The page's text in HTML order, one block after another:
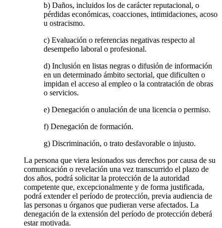
b) Daños, incluidos los de carácter reputacional, o
pérdidas económicas, coacciones, intimidaciones, acoso
u ostracismo.
c) Evaluación o referencias negativas respecto al
desempeño laboral o profesional.
d) Inclusión en listas negras o difusión de información
en un determinado ámbito sectorial, que dificulten o
impidan el acceso al empleo o la contratación de obras
o servicios.
e) Denegación o anulación de una licencia o permiso.
f) Denegación de formación.
g) Discriminación, o trato desfavorable o injusto.
La persona que viera lesionados sus derechos por causa de su
comunicación o revelación una vez transcurrido el plazo de
dos años, podrá solicitar la protección de la autoridad
competente que, excepcionalmente y de forma justificada,
podrá extender el período de protección, previa audiencia de
las personas u órganos que pudieran verse afectados. La
denegación de la extensión del período de protección deberá
estar motivada.